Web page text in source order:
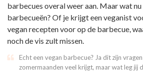
barbecues overal weer aan. Maar wat
barbecueën? Of je krijgt een veganist
vegan recepten voor op de barbecue,
noch de vis zult missen.
Echt een vegan barbecue? Ja dit zijn
zomermaanden veel krijgt, maar wat leg jij